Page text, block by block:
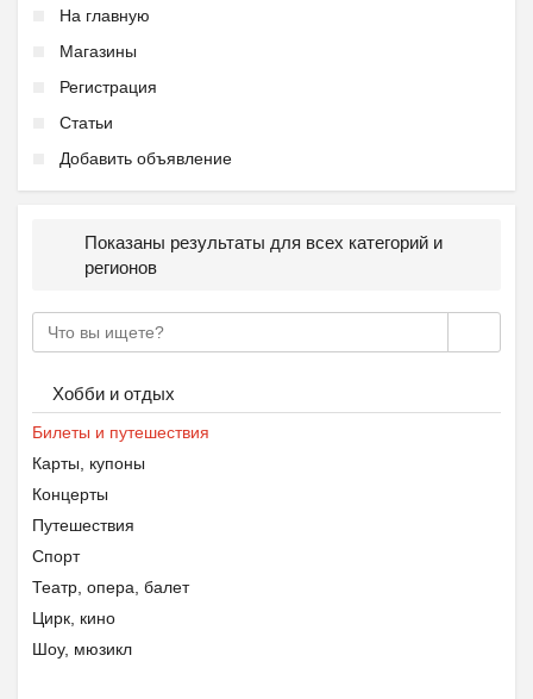
На главную
Магазины
Регистрация
Статьи
Добавить объявление
Показаны результаты для всех категорий и
регионов
Хобби и отдых
Билеты и путешествия
Карты, купоны
Концерты
Путешествия
Спорт
Театр, опера, балет
Цирк, кино
Шоу, мюзикл